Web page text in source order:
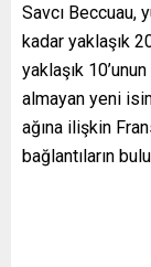
Savcı Beccuau,
kadar yaklaşık
yaklaşık
almayan yeni
ağına ilişkin
bağlantıların